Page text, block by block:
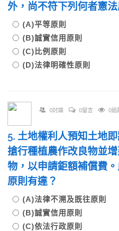
外，尚不符下列何者憲
(A)平等原則
(B)誠實信用原則
(C)比例原則
(D)法律明確性原則
0討論 0留言 0追
5. 土地權利人預知土地即
搶行種植農作改良物並
物，以申請鉅額補償費
原則有違？
(A)法律不溯及既往原則
(B)誠實信用原則
(C)依法行政原則